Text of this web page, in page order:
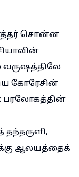
சொன்ன
வருஷத்திலே
கோரேசின்
பரலோகத்தின்
ஆலயத்தைக்